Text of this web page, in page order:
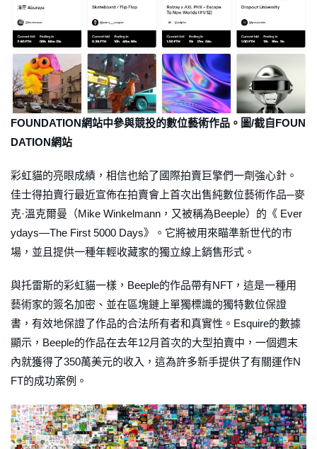
FOUNDATION網站中參與競投的數位藝術作品。圖/截自FOUN
DATION網站
彩虹貓的亮眼成績，相信也給了國際拍賣巨擎們一劑強心針。
佳士得拍賣行最近宣佈在拍賣會上首次出售純數位藝術作品─麥
克·溫克爾曼（Mike Winkelmann，又被稱為Beeple）的《 Ever
ydays—The First 5000 Days》。它將被用來瞄準新世代的市
場，並且提供一種年輕收藏家的獨立線上銷售形式。
與托雷斯的彩虹貓一樣，Beeple的作品帶有NFT，這是一種用
藝術家的簽名加密、並在區塊鏈上單獨標識的獨特數位保證
書，有效地保證了作品的合法所有者和真實性。Esquire的數據
顯示，Beeple的作品在去年12月首次的大型拍賣中，一個週末
內就獲得了350萬美元的收入，這為許多新手提供了有關運作N
FT的成功案例。